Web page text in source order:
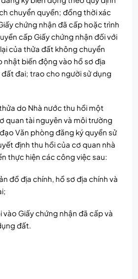
chuyển quyền; đồng thời xác
chứng nhận đã cấp hoặc trình
cấp Giấy chứng nhận đối với
của thửa đất không chuyển
nhật biến động vào hồ sơ địa
đất đai; trao cho người sử dụng
do Nhà nước thu hồi một
quan tài nguyên và môi trường
Văn phòng đăng ký quyền sử
định thu hồi của cơ quan nhà
thực hiện các công việc sau:
đồ địa chính, hồ sơ địa chính và
vào Giấy chứng nhận đã cấp và
đất.